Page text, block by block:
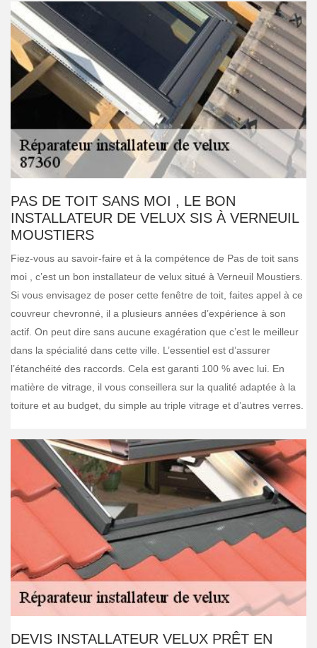
PAS DE TOIT SANS MOI , LE BON
INSTALLATEUR DE VELUX SIS À VERNEUIL
MOUSTIERS
Fiez-vous au savoir-faire et à la compétence de Pas de toit sans
moi , c’est un bon installateur de velux situé à Verneuil Moustiers.
Si vous envisagez de poser cette fenêtre de toit, faites appel à ce
couvreur chevronné, il a plusieurs années d’expérience à son
actif. On peut dire sans aucune exagération que c’est le meilleur
dans la spécialité dans cette ville. L’essentiel est d’assurer
l’étanchéité des raccords. Cela est garanti 100 % avec lui. En
matière de vitrage, il vous conseillera sur la qualité adaptée à la
toiture et au budget, du simple au triple vitrage et d’autres verres.
DEVIS INSTALLATEUR VELUX PRÊT EN